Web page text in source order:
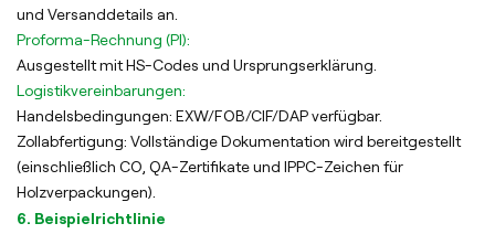
und Versanddetails an.
Proforma-Rechnung (PI):
Ausgestellt mit HS-Codes und Ursprungserklärung.
Logistikvereinbarungen:
Handelsbedingungen: EXW/FOB/CIF/DAP verfügbar.
Zollabfertigung: Vollständige Dokumentation wird bereitgestellt
(einschließlich CO, QA-Zertifikate und IPPC-Zeichen für
Holzverpackungen).
6. Beispielrichtlinie